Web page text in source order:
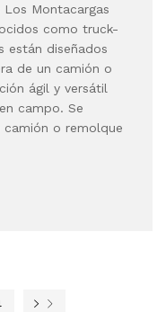
Montacargas
como truck-
están diseñados
de un camión o
ágil y versátil
campo. Se
o remolque